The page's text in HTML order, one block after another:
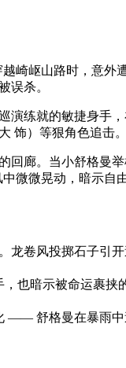
崎岖山路时，意
误杀。
练就的敏捷身手
饰）等狠角色追击。
廊。当小舒格曼
微微晃动，暗示自
龙卷风投掷石子引
也暗示被命运裹
—— 舒格曼在暴雨